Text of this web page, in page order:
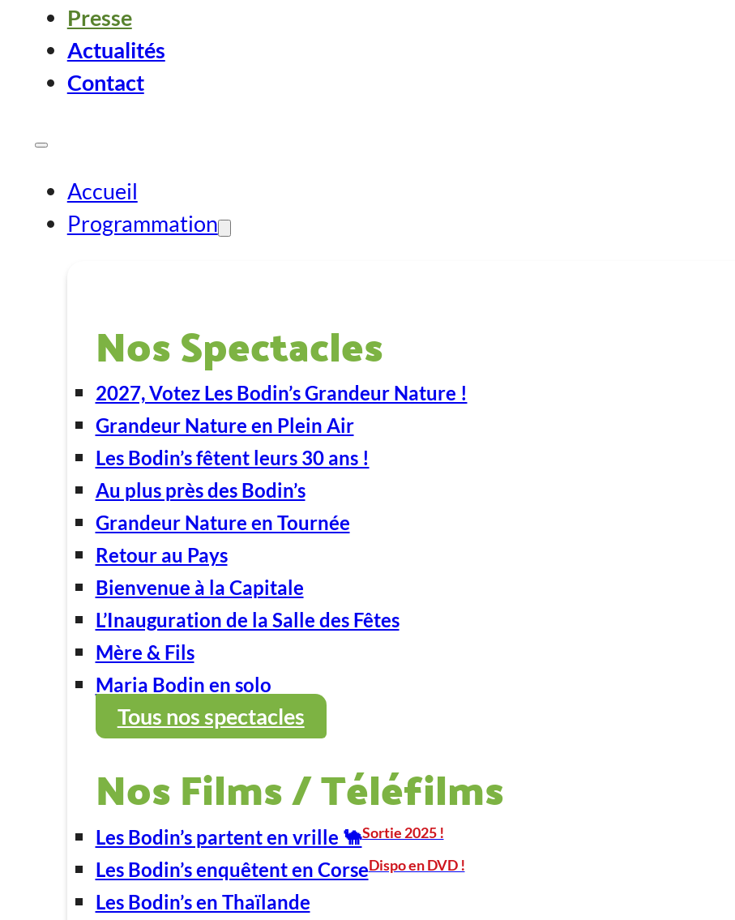
Presse
Actualités
Contact
Accueil
Programmation
Nos Spectacles
2027, Votez Les Bodin’s Grandeur Nature !
Grandeur Nature en Plein Air
Les Bodin’s fêtent leurs 30 ans !
Au plus près des Bodin’s
Grandeur Nature en Tournée
Retour au Pays
Bienvenue à la Capitale
L’Inauguration de la Salle des Fêtes
Mère & Fils
Maria Bodin en solo
Tous nos spectacles
Nos Films / Téléfilms
Les Bodin’s partent en vrille 🐪Sortie 2025 !
Les Bodin’s enquêtent en CorseDispo en DVD !
Les Bodin’s en Thaïlande